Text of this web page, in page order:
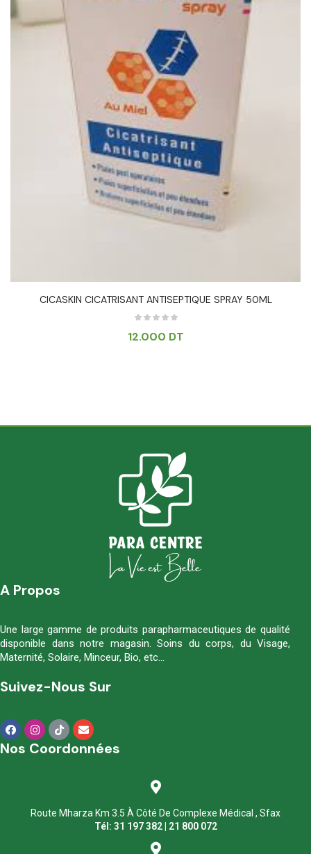
CICASKIN CICATRISANT ANTISEPTIQUE SPRAY 50ML
12.000 DT
A Propos
Une large gamme de produits parapharmaceutiques de qualité
disponible dans notre magasin. Soins du corps, du Visage,
Maternité, Solaire, Minceur, Bio, etc…
Suivez-Nous Sur
Nos Coordonnées
Route Mharza Km 3.5 À Côté De Complexe Médical , Sfax
Tél: 31 197 382 | 21 800 072